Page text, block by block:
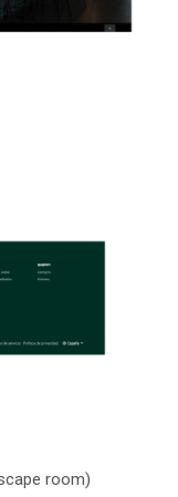
room)